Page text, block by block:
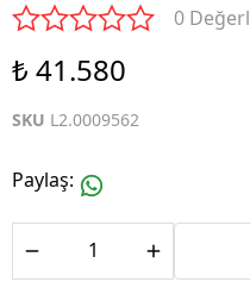
0
₺ 41.580
SKU L2.0009562
Paylaş: